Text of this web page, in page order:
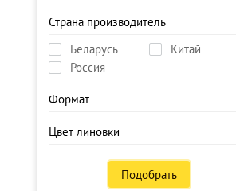
Страна производитель
Беларусь
Китай
Россия
Формат
Цвет линовки
Подобрать